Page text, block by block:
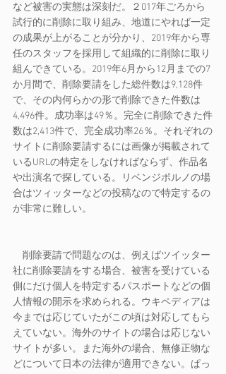
など被害の実態は深刻だ。２017年ごろから
試行的に削除に取り組み、地道にやれば一定
の成果が上がることが分かり、2019年から専
任のスタッフを採用して組織的に削除に取り
組んできている。2019年6月から12月までの7
か月間で、削除要請をした総件数は9,128件
で、その内何らかの形で削除できた件数は
4,496件。成功率は49％。完全に削除できた件
数は2,413件で、完全成功率26％。それぞれの
サイトに削除要請するには画像が掲載されて
いるURLの特定をしなければならず、作品名
や出演名で探している。リベンジポルノの場
合はツィッターなどの投稿なので特定するの
が非常に難しい。
削除要請で問題なのは、例えばツイッター
社に削除要請をする場合、被害を受けている
側にだけ個人を特定するパスポートなどの個
人情報の開示を求められる。ウキペディアは
今までは応じていたがこの頃は対応してもら
えていない。海外のサイトの場合は応じない
サイトが多い。また海外の場合、無修正物な
どについて日本の法律が適用できない。ぱっ